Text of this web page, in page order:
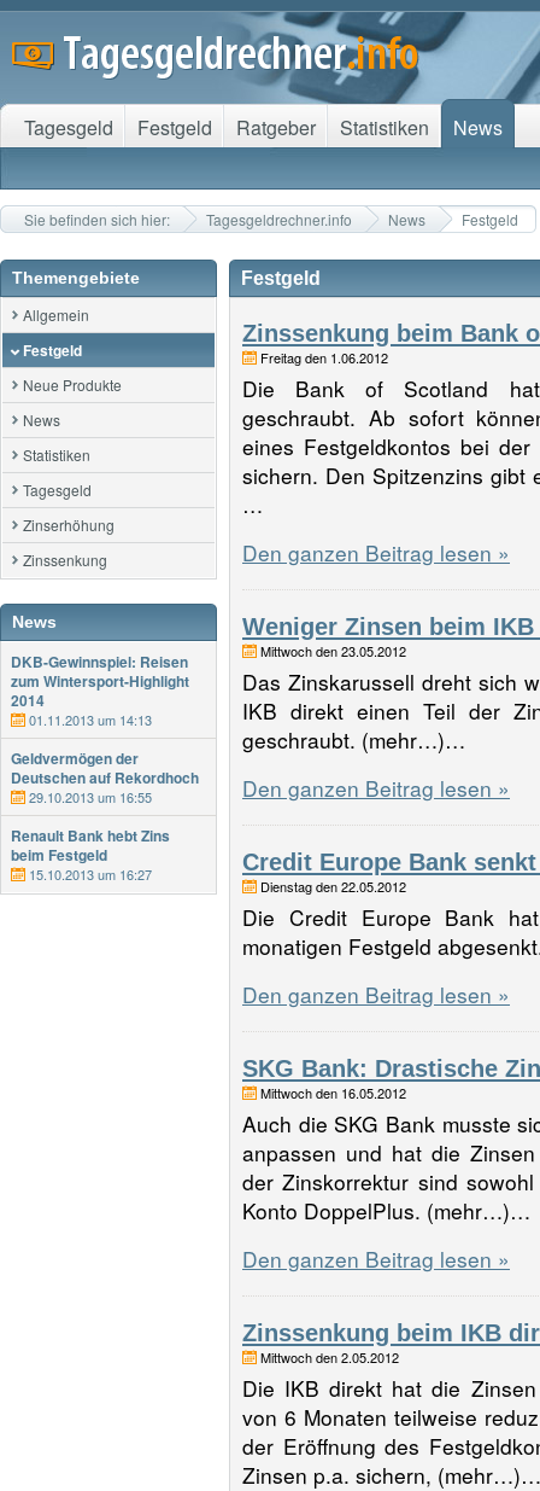
Sie befinden sich hier: Tagesgeldrechner.info News Festgeld
Themengebiete
Allgemein
Festgeld
Neue Produkte
News
Statistiken
Tagesgeld
Zinserhöhung
Zinssenkung
News
DKB-Gewinnspiel: Reisen
zum Wintersport-Highlight
2014
01.11.2013 um 14:13
Geldvermögen der
Deutschen auf Rekordhoch
29.10.2013 um 16:55
Renault Bank hebt Zins
beim Festgeld
15.10.2013 um 16:27
Festgeld
Zinssenkung beim Bank
Freitag den 1.06.2012
Die Bank of Scotland
geschraubt. Ab sofort
eines Festgeldkontos bei
sichern. Den Spitzenzins
…
Den ganzen Beitrag lesen »
Weniger Zinsen beim
Mittwoch den 23.05.2012
Das Zinskarussell dreht sich
IKB direkt einen Teil der
geschraubt. (mehr…)…
Den ganzen Beitrag lesen »
Credit Europe Bank
Dienstag den 22.05.2012
Die Credit Europe Bank
monatigen Festgeld
Den ganzen Beitrag lesen »
SKG Bank: Drastische
Mittwoch den 16.05.2012
Auch die SKG Bank musste
anpassen und hat die
der Zinskorrektur sind
Konto DoppelPlus. (mehr…)…
Den ganzen Beitrag lesen »
Zinssenkung beim IKB
Mittwoch den 2.05.2012
Die IKB direkt hat die
von 6 Monaten teilweise
der Eröffnung des
Zinsen p.a. sichern, (mehr…)…
Tagesgeld Festgeld Ratgeber Statistiken News